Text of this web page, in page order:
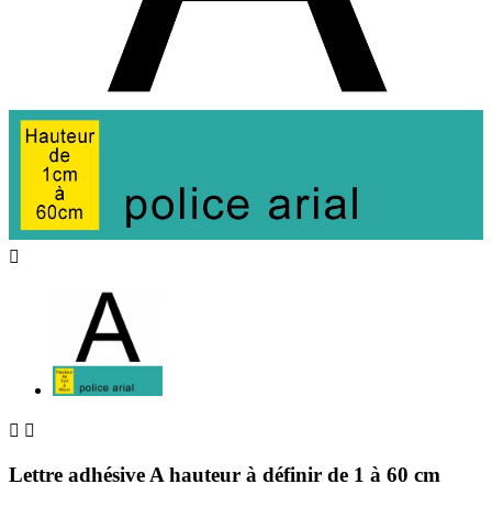

 
Lettre adhésive A hauteur à définir de 1 à 60 cm